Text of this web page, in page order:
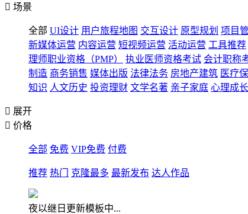
 场景
全部 UI设计 用户旅程地图 交互设计 原型规划 项目
新媒体运营 内容运营 短视频运营 活动运营 工具推荐
理师职业资格（PMP）
执业医师资格考试 会计职称
制造 商务销售 媒体出版 法律法务 房地产建筑 医疗
知识 人文历史 投资理财 文学名著 亲子家庭 心理成长
 展开
 价格
全部 免费 VIP免费 付费
推荐 热门 克隆最多 最新发布 达人作品
夜以继日更新模板中...